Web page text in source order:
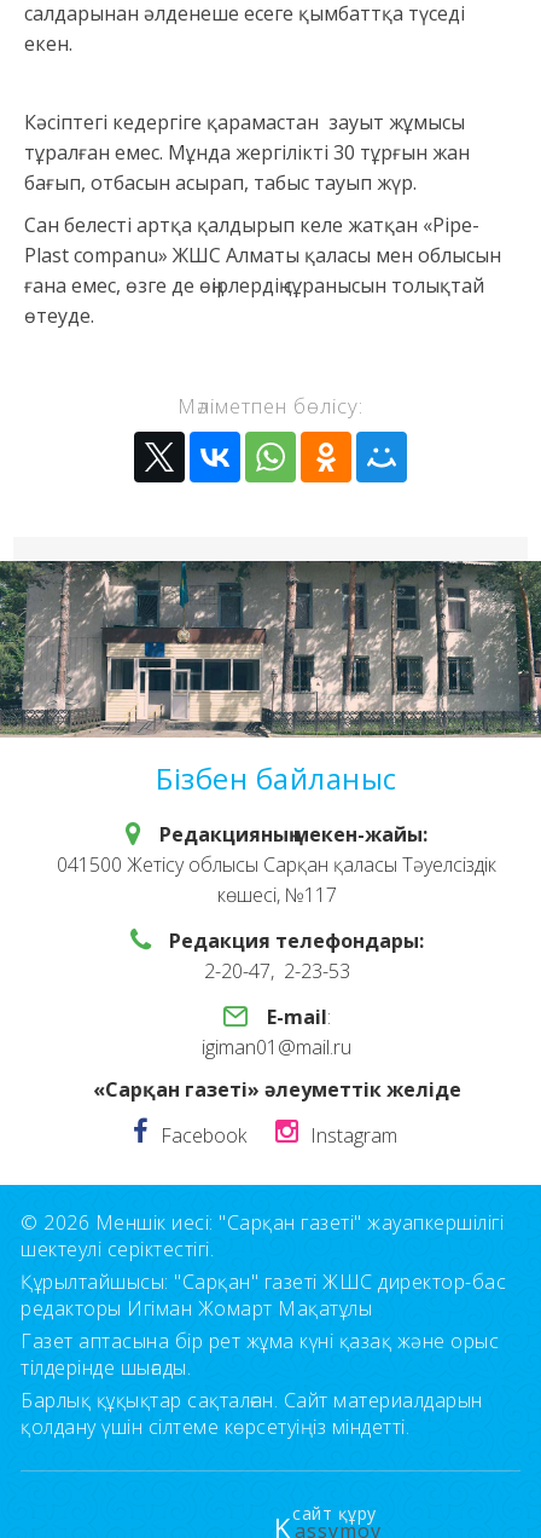
салдарынан әлденеше есеге қымбаттқа түседі
екен.
Кәсіптегі кедергіге қарамастан зауыт жұмысы
тұралған емес. Мұнда жергілікті 30 тұрғын жан
бағып, отбасын асырап, табыс тауып жүр.
Сан белесті артқа қалдырып келе жатқан «Pipe-
Plast companu» ЖШС Алматы қаласы мен облысын
ғана емес, өзге де өңірлердің сұранысын толықтай
өтеуде.
Мәліметпен бөлісу:
Бізбен байланыс
Редакцияның мекен-жайы:
041500 Жетісу облысы Сарқан қаласы Тәуелсіздік
көшесі, №117
Редакция телефондары:
2-20-47, 2-23-53
E-mail:
igiman01@mail.ru
«Сарқан газеті» әлеуметтік желіде
Facebook
Instagram
© 2026 Меншік иесі: "Сарқан газеті" жауапкершілігі
шектеулі серіктестігі.
Құрылтайшысы: "Сарқан" газеті ЖШС директор-бас
редакторы Игіман Жомарт Мақатұлы
Газет аптасына бір рет жұма күні қазақ және орыс
тілдерінде шығады.
Барлық құқықтар сақталған. Сайт материалдарын
қолдану үшін сілтеме көрсетуіңіз міндетті.
сайт құру
Kassymov